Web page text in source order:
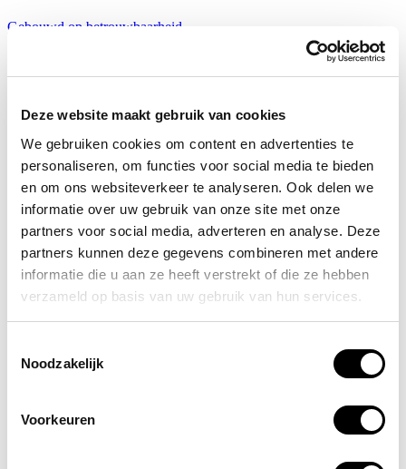
Deze website maakt gebruik van cookies
We gebruiken cookies om content en advertenties te
personaliseren, om functies voor social media te bieden
en om ons websiteverkeer te analyseren. Ook delen we
informatie over uw gebruik van onze site met onze
partners voor social media, adverteren en analyse. Deze
partners kunnen deze gegevens combineren met andere
informatie die u aan ze heeft verstrekt of die ze hebben
verzameld op basis van uw gebruik van hun services.
Noodzakelijk
Voorkeuren
Gebouwd op betrouwbaarheid
Over NVO Verdelerbouw
Nieuws
Referenties
Over NVO Verdelerbouw
Onze expertises
Adviseren
Assembleren
Contact
6021 PX Budel
Ma-Vrij: 08:00 - 17:00 uur